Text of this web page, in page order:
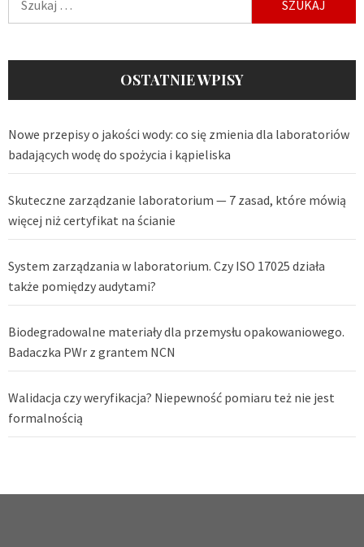
OSTATNIE WPISY
Nowe przepisy o jakości wody: co się zmienia dla laboratoriów
badających wodę do spożycia i kąpieliska
Skuteczne zarządzanie laboratorium — 7 zasad, które mówią
więcej niż certyfikat na ścianie
System zarządzania w laboratorium. Czy ISO 17025 działa
także pomiędzy audytami?
Biodegradowalne materiały dla przemysłu opakowaniowego.
Badaczka PWr z grantem NCN
Walidacja czy weryfikacja? Niepewność pomiaru też nie jest
formalnością